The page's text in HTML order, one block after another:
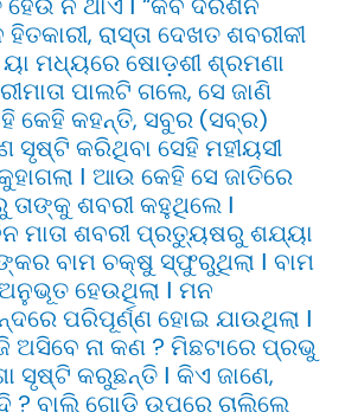
ରାସ୍ତା ଦେଖତ ଶବରୀକୀ
ୟା ମଧ୍ୟରେ ଷୋଡ଼ଶୀ ଶ୍ରମଣା
ପାଲଟି ଗଲେ, ସେ ଜାଣି
କେହି କହନ୍ତି, ସବୁର (ସବ୍ର)
ସୃଷ୍ଟି କରିଥିବା ସେହି ମହୀୟସୀ
Ι ଆଉ କେହି ସେ ଜାତିରେ
ଶବରୀ କହୁଥିଲେ Ι
ମାତା ଶବରୀ ପ୍ରତ୍ୟୁଷରୁ ଶଯ୍ୟା
ବାମ ଚକ୍ଷୁ ସ୍ଫୁରୁଥିଲା Ι ବାମ
ହେଉଥିଲା Ι ମନ
ପରିପୂର୍ଣ୍ଣ ହୋଇ ଯାଉଥିଲା Ι
ଅସିବେ ନା କଣ ? ମିଛଟାରେ ପ୍ରଭୁ
ସୃଷ୍ଟି କରୁଛନ୍ତି Ι କିଏ ଜାଣେ,
ବାଲି ଗୋଡ଼ି ଉପରେ ଚାଲିଲେ